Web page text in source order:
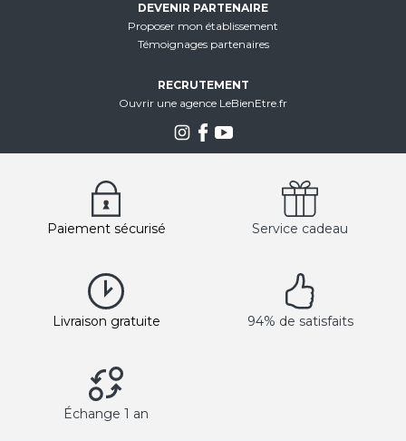
DEVENIR PARTENAIRE
Proposer mon établissement
Témoignages partenaires
RECRUTEMENT
Ouvrir une agence LeBienEtre.fr
Paiement sécurisé Service cadeau
Livraison gratuite 94% de satisfaits
Échange 1 an